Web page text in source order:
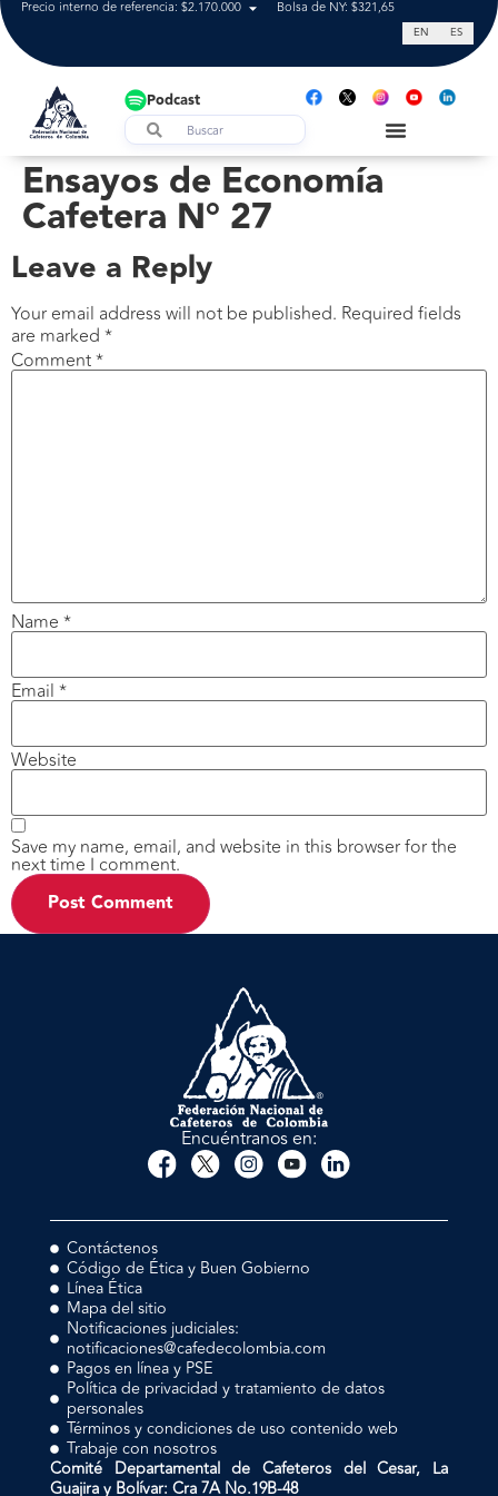
Precio interno de referencia: $2.170.000 Bolsa de NY: $321,65 Tasa de
EN ES
Podcast
Ensayos de Economía
Cafetera N° 27
Leave a Reply
Your email address will not be published. Required fields
are marked *
Comment*
Name *
Email *
Website
Save my name, email, and website in this browser for the
next time I comment.
Encuéntranos en:
Contáctenos
Código de Ética y Buen Gobierno
Línea Ética
Mapa del sitio
Notificaciones judiciales:
notificaciones@cafedecolombia.com
Pagos en línea y PSE
Política de privacidad y tratamiento de datos
personales
Términos y condiciones de uso contenido web
Trabaje con nosotros
Comité Departamental de Cafeteros del Cesar, La
Guajira y Bolívar: Cra 7A No.19B-48